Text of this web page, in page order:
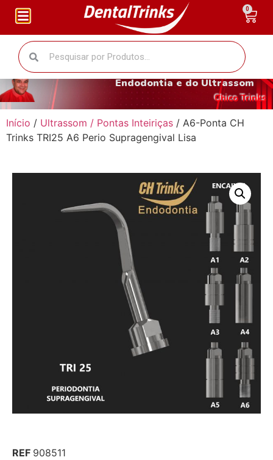
O fantástico mundo da
Endodontia e do Ultrassom
Chico Trinks
Início / Ultrassom / Pontas Inteiriças / A6-Ponta CH
Trinks TRI25 A6 Perio Supragengival Lisa
REF 908511
0